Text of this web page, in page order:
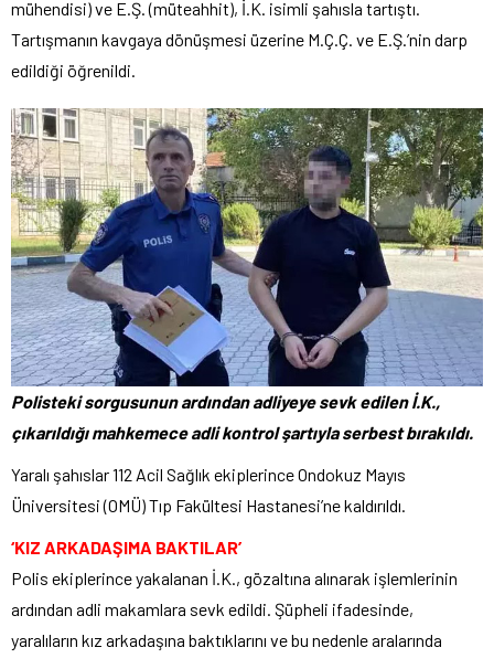
mühendisi) ve E.Ş. (müteahhit), İ.K. isimli şahısla tartıştı.
Tartışmanın kavgaya dönüşmesi üzerine M.Ç.Ç. ve E.Ş.’nin darp
edildiği öğrenildi.
Polisteki sorgusunun ardından adliyeye sevk edilen İ.K.,
çıkarıldığı mahkemece adli kontrol şartıyla serbest bırakıldı.
Yaralı şahıslar 112 Acil Sağlık ekiplerince Ondokuz Mayıs
Üniversitesi (OMÜ) Tıp Fakültesi Hastanesi’ne kaldırıldı.
‘KIZ ARKADAŞIMA BAKTILAR’
Polis ekiplerince yakalanan İ.K., gözaltına alınarak işlemlerinin
ardından adli makamlara sevk edildi. Şüpheli ifadesinde,
yaralıların kız arkadaşına baktıklarını ve bu nedenle aralarında